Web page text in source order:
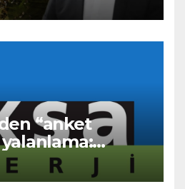
“anket